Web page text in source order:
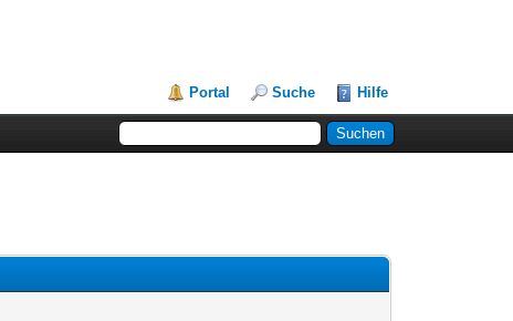
Portal Suche Hilfe